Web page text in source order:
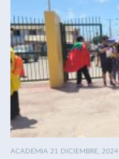
ACADEMIA 21 DICIEMBRE, 2024